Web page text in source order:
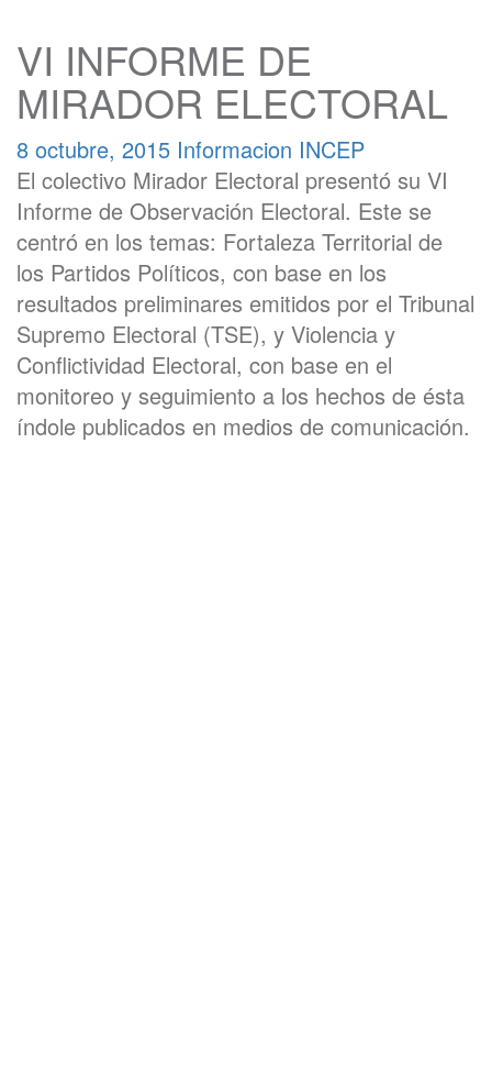
VI INFORME DE
MIRADOR ELECTORAL
8 octubre, 2015 Informacion INCEP
El colectivo Mirador Electoral presentó su VI
Informe de Observación Electoral. Este se
centró en los temas: Fortaleza Territorial de
los Partidos Políticos, con base en los
resultados preliminares emitidos por el Tribunal
Supremo Electoral (TSE), y Violencia y
Conflictividad Electoral, con base en el
monitoreo y seguimiento a los hechos de ésta
índole publicados en medios de comunicación.